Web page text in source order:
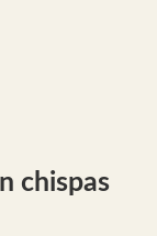
chispas